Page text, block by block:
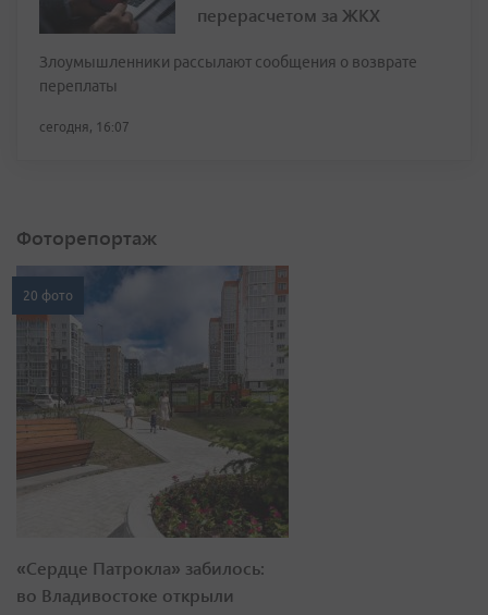
перерасчетом за ЖКХ
Злоумышленники рассылают сообщения о возврате
переплаты
сегодня, 16:07
Фоторепортаж
20 фото
«Сердце Патрокла» забилось:
во Владивостоке открыли